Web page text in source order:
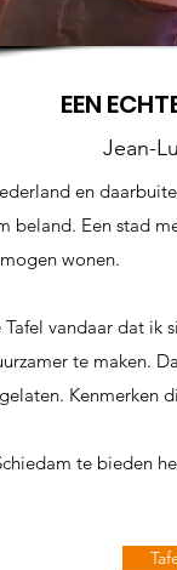
EEN
Jean-
en
beland. Een stad
wonen.
vandaar dat
te maken.
Kenmerken
te bieden